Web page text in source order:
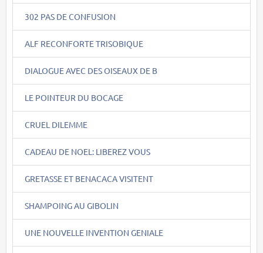
302 PAS DE CONFUSION
ALF RECONFORTE TRISOBIQUE
DIALOGUE AVEC DES OISEAUX DE B
LE POINTEUR DU BOCAGE
CRUEL DILEMME
CADEAU DE NOEL: LIBEREZ VOUS
GRETASSE ET BENACACA VISITENT
SHAMPOING AU GIBOLIN
UNE NOUVELLE INVENTION GENIALE